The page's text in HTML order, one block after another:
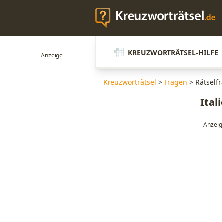
KREUZWORTRÄTSEL-HILFE
Kreuzworträtsel > Fragen >